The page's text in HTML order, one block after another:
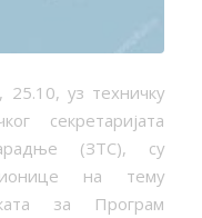
уз техничку
секретаријата
(ЗТС), су
на тему
за Програм